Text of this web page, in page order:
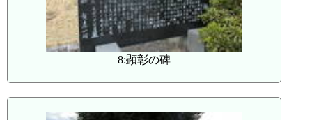
8:顕彰の碑